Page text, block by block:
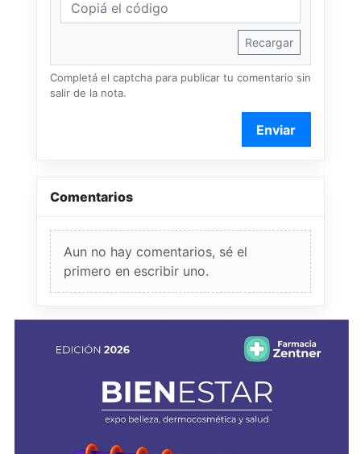
Recargar
Completá el captcha para publicar tu comentario sin
salir de la nota.
Enviar
Comentarios
Aun no hay comentarios, sé el
primero en escribir uno.